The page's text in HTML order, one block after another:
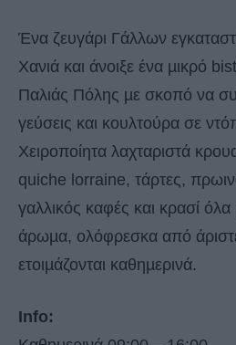
Ένα ζευγάρι Γάλλων
Χανιά και άνοιξε ένα µικρό
Παλιάς Πόλης µε σκοπό να
γεύσεις και κουλτούρα σε
Χειροποίητα λαχταριστά
quiche lorraine, τάρτες,
γαλλικός καφές και κρασί όλα
άρωµα, ολόφρεσκα από
ετοιµάζονται καθηµερινά.
Info: